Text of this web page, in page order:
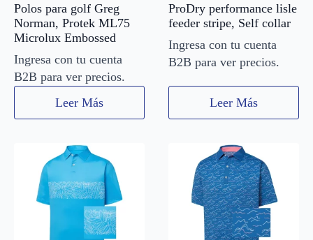
Polos para golf Greg
Norman, Protek ML75
Microlux Embossed
Ingresa con tu cuenta
B2B para ver precios.
Leer Más
ProDry performance lisle
feeder stripe, Self collar
Ingresa con tu cuenta
B2B para ver precios.
Leer Más